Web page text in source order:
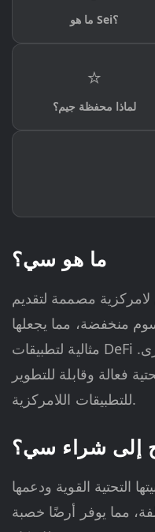
ما هو Sei؟
⭐
لماذا محفظة جيم؟
ما هو سي؟
مصممة لتقديم
منخفضة، مما يجعلها
مثالية لتطبيقات DeFi وحالات استخدام بلوكتشين الأخرى.
فعالة وقابلة للتطوير
للتطبيقات اللامركزية.
إلى شراء سي؟
التحتية القوية ودعمها
مما يوفر أرضًا خصبة